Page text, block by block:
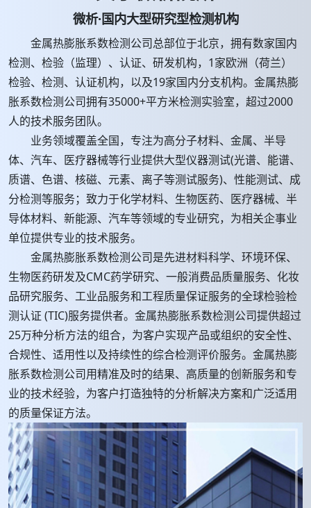
微析·国内大型研究型检测机构
金属热膨胀系数检测公司总部位于北京，拥有数家国内
检测、检验（监理）、认证、研发机构，1家欧洲（荷兰）
检验、检测、认证机构，以及19家国内分支机构。金属热膨
胀系数检测公司拥有35000+平方米检测实验室，超过2000
人的技术服务团队。
业务领域覆盖全国，专注为高分子材料、金属、半导
体、汽车、医疗器械等行业提供大型仪器测试(光谱、能谱、
质谱、色谱、核磁、元素、离子等测试服务)、性能测试、成
分检测等服务；致力于化学材料、生物医药、医疗器械、半
导体材料、新能源、汽车等领域的专业研究，为相关企事业
单位提供专业的技术服务。
金属热膨胀系数检测公司是先进材料科学、环境环保、
生物医药研发及CMC药学研究、一般消费品质量服务、化妆
品研究服务、工业品服务和工程质量保证服务的全球检验检
测认证 (TIC)服务提供者。金属热膨胀系数检测公司提供超过
25万种分析方法的组合，为客户实现产品或组织的安全性、
合规性、适用性以及持续性的综合检测评价服务。金属热膨
胀系数检测公司用精准及时的结果、高质量的创新服务和专
业的技术经验，为客户打造独特的分析解决方案和广泛适用
的质量保证方法。